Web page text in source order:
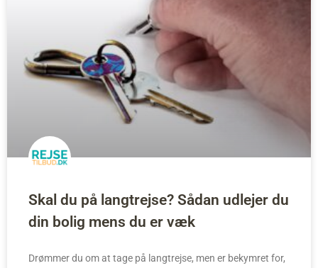
Skal du på langtrejse? Sådan udlejer du
din bolig mens du er væk
Drømmer du om at tage på langtrejse, men er bekymret for,